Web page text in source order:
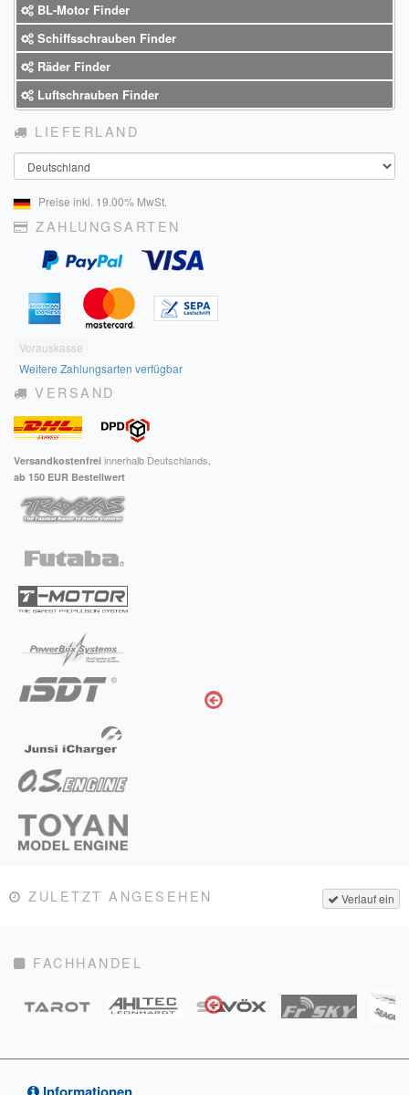
BL-Motor Finder
Schiffsschrauben Finder
Räder Finder
Luftschrauben Finder
LIEFERLAND
Land
Preise inkl. 19.00% MwSt.
ZAHLUNGSARTEN
Vorauskasse
Weitere Zahlungsarten verfügbar
VERSAND
Versandkostenfrei innerhalb Deutschlands,
ab 150 EUR Bestellwert
Verlauf ein
ZULETZT ANGESEHEN
FACHHANDEL